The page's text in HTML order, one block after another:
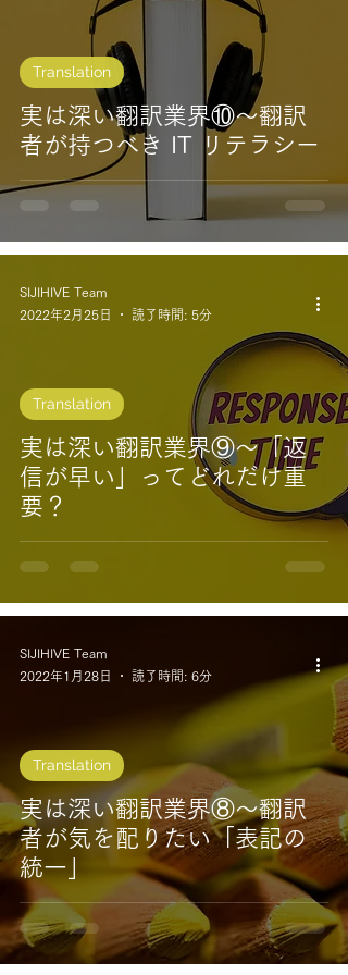
実は深い翻訳業界⑩～翻訳
者が持つべき IT リテラシー
Translation
実は深い翻訳業界⑨～「返
信が早い」ってどれだけ重
要？
Translation
SIJIHIVE Team
2022年2月25日
読了時間: 5分
実は深い翻訳業界⑧～翻訳
者が気を配りたい「表記の
統一」
Translation
SIJIHIVE Team
2022年1月28日
読了時間: 6分